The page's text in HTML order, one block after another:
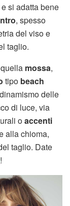
si adatta bene
, spesso
del viso e
taglio.
mossa,
tipo beach
delle
di luce, via
oaccenti
alla chioma,
taglio. Date
!